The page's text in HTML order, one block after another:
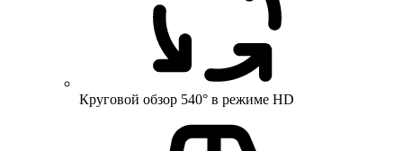
Круговой обзор 540° в режиме HD